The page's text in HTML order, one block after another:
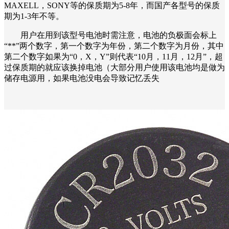
MAXELL，SONY等的保质期为5-8年，而国产各型号的保质
期为1-3年不等。
用户在用到该型号电池时需注意，电池的负极面会标上
“**”两个数字，第一个数字为年份，第二个数字为月份，其中
第二个数字如果为“0，X，Y”则代表“10月，11月，12月”，超
过保质期的就应该换掉电池（大部分用户使用该电池均是做为
储存电源用，如果电池没电会导致记忆丢失